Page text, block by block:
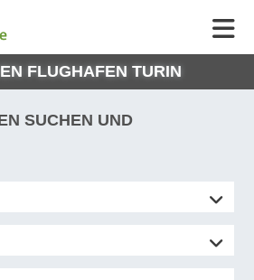
FLUGHAFEN TURIN
SUCHEN UND